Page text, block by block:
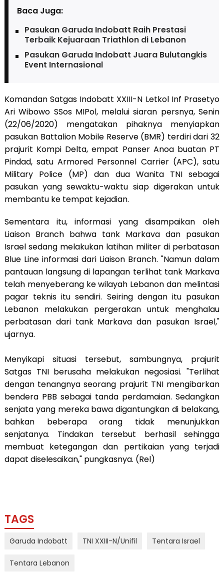
Baca Juga:
Pasukan Garuda Indobatt Raih Prestasi
Terbaik Kejuaraan Triathlon di Lebanon
Pasukan Garuda Indobatt Juara Bulutangkis
Event Internasional
Komandan Satgas Indobatt XXIII-N Letkol Inf Prasetyo
Ari Wibowo SSos MIPol, melalui siaran persnya, Senin
(22/06/2020) mengatakan pihaknya menyiapkan
pasukan Battalion Mobile Reserve (BMR) terdiri dari 32
prajurit Kompi Delta, empat Panser Anoa buatan PT
Pindad, satu Armored Personnel Carrier (APC), satu
Military Police (MP) dan dua Wanita TNI sebagai
pasukan yang sewaktu-waktu siap digerakan untuk
membantu ke tempat kejadian.
Sementara itu, informasi yang disampaikan oleh
Liaison Branch bahwa tank Markava dan pasukan
Israel sedang melakukan latihan militer di perbatasan
Blue Line informasi dari Liaison Branch. "Namun dalam
pantauan langsung di lapangan terlihat tank Markava
telah menyeberang ke wilayah Lebanon dan melintasi
pagar teknis itu sendiri. Seiring dengan itu pasukan
Lebanon melakukan pergerakan untuk menghalau
perbatasan dari tank Markava dan pasukan Israel,"
ujarnya.
Menyikapi situasi tersebut, sambungnya, prajurit
Satgas TNI berusaha melakukan negosiasi. "Terlihat
dengan tenangnya seorang prajurit TNI mengibarkan
bendera PBB sebagai tanda perdamaian. Sedangkan
senjata yang mereka bawa digantungkan di belakang,
bahkan beberapa orang tidak menunjukkan
senjatanya. Tindakan tersebut berhasil sehingga
membuat ketegangan dan pertikaian yang terjadi
dapat diselesaikan," pungkasnya. (Rel)
TAGS
Garuda Indobatt TNI XXIII-N/Unifil Tentara Israel
Tentara Lebanon